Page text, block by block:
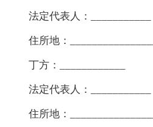
法定代表人：___________
住所地：
丁方：____________
法定代表人：___________
住所地：